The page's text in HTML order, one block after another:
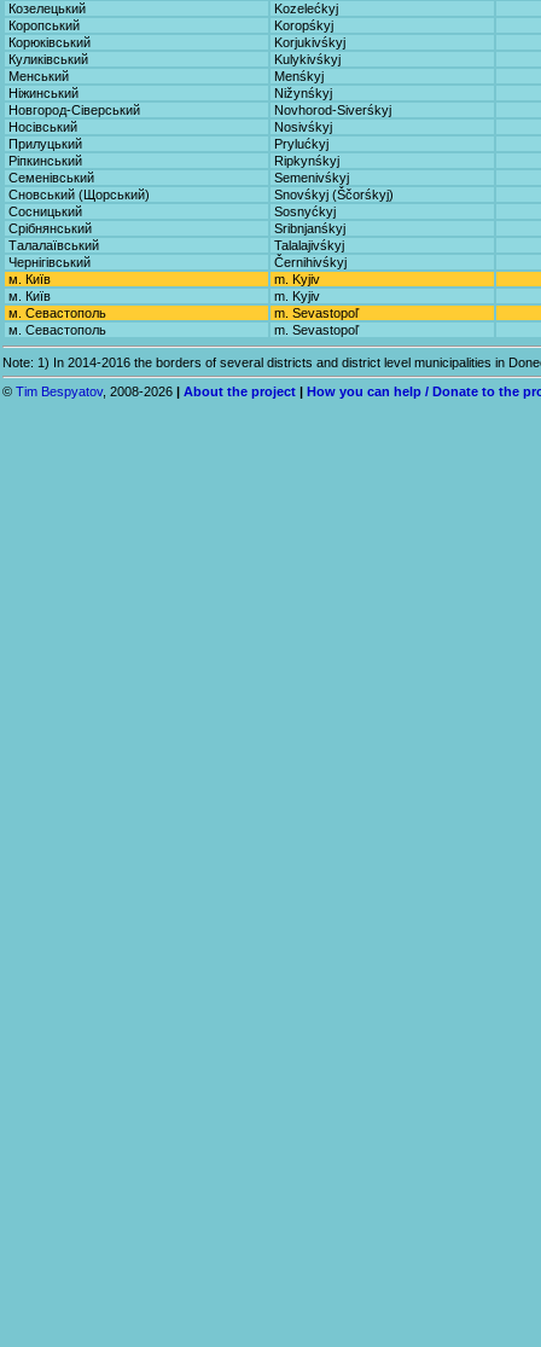
Козелецький
Kozelećkyj
Коропський
Koropśkyj
Корюківський
Korjukivśkyj
Куликівський
Kulykivśkyj
Менський
Menśkyj
Ніжинський
Nižynśkyj
Новгород-Сіверський
Novhorod-Siverśkyj
Носівський
Nosivśkyj
Прилуцький
Prylućkyj
Ріпкинський
Ripkynśkyj
Семенівський
Semenivśkyj
Сновський (Щорський)
Snovśkyj (Ščorśkyj)
Сосницький
Sosnyćkyj
Срібнянський
Sribnjanśkyj
Талалаївський
Talalajivśkyj
Чернігівський
Černihivśkyj
м. Київ
m. Kyjiv
м. Київ
m. Kyjiv
м. Севастополь
m. Sevastopoľ
м. Севастополь
m. Sevastopoľ
Note: 1) In 2014-2016 the borders of several districts and district level municipalities in
© Tim Bespyatov, 2008-2026 About the project How you can help / Donate to the